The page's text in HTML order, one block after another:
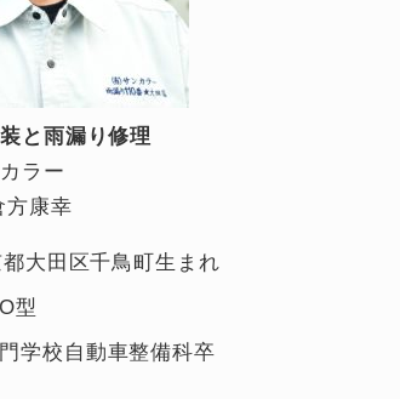
と雨漏り修理
ラー
方康幸
大田区千鳥町生まれ
型
学校自動車整備科卒